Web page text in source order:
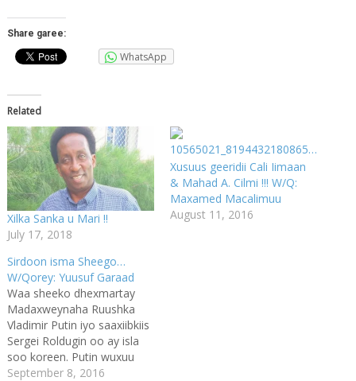
Share garee:
WhatsApp
Related
Xilka Sanka u Mari !!
July 17, 2018
Xusuus geeridii Cali Iimaan
& Mahad A. Cilmi !!! W/Q:
Maxamed Macalimuu
August 11, 2016
Sirdoon isma Sheego…
W/Qorey: Yuusuf Garaad
Waa sheeko dhexmartay
Madaxweynaha Ruushka
Vladimir Putin iyo saaxiibkiis
Sergei Roldugin oo ay isla
soo koreen. Putin wuxuu
ahaa sarkaal ah Gaashaanle
September 8, 2016